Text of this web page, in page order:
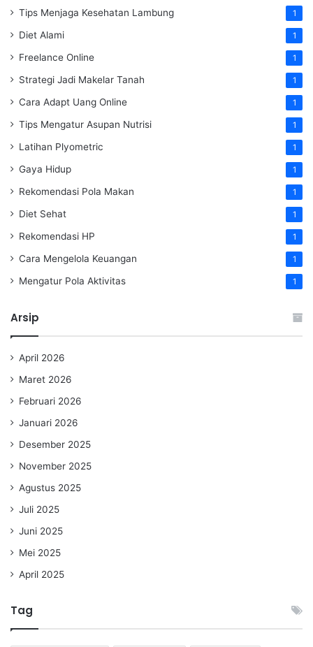
Tips Menjaga Kesehatan Lambung 1
Diet Alami 1
Freelance Online 1
Strategi Jadi Makelar Tanah 1
Cara Adapt Uang Online 1
Tips Mengatur Asupan Nutrisi 1
Latihan Plyometric 1
Gaya Hidup 1
Rekomendasi Pola Makan 1
Diet Sehat 1
Rekomendasi HP 1
Cara Mengelola Keuangan 1
Mengatur Pola Aktivitas 1
Arsip
April 2026
Maret 2026
Februari 2026
Januari 2026
Desember 2025
November 2025
Agustus 2025
Juli 2025
Juni 2025
Mei 2025
April 2025
Tag